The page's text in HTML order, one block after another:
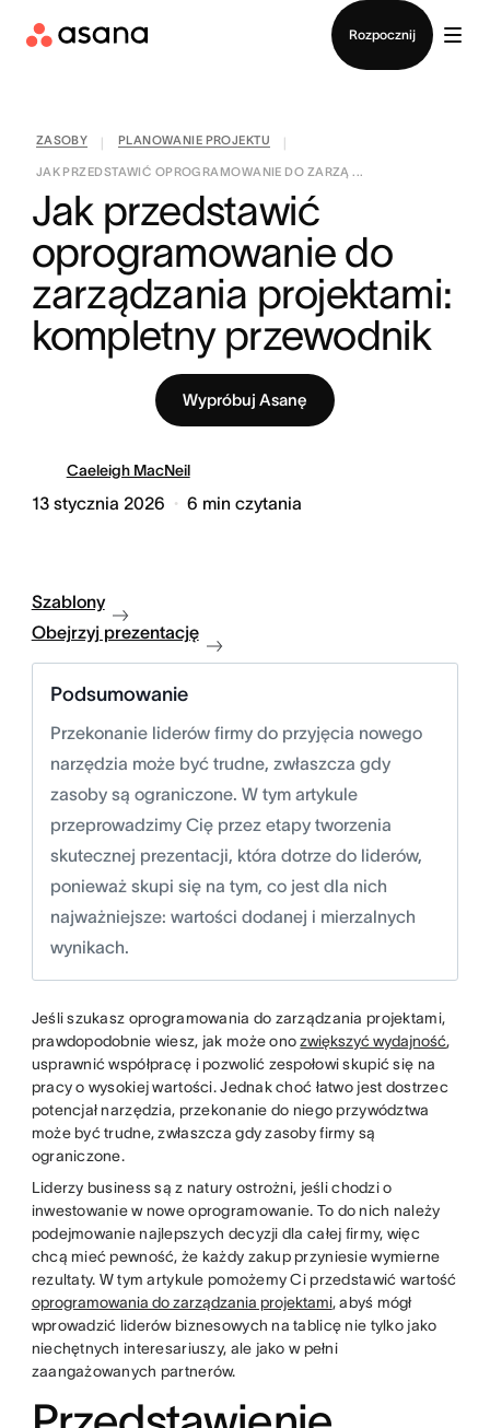
Rozpocznij
ZASOBY PLANOWANIE PROJEKTU
JAK PRZEDSTAWIĆ OPROGRAMOWANIE DO ZARZĄ ...
Jak przedstawić
oprogramowanie do
zarządzania projektami:
kompletny przewodnik
Wypróbuj Asanę
Caeleigh MacNeil
13 stycznia 2026 6 min czytania
Szablony
Obejrzyj prezentację
Podsumowanie
Przekonanie liderów firmy do przyjęcia nowego
narzędzia może być trudne, zwłaszcza gdy
zasoby są ograniczone. W tym artykule
przeprowadzimy Cię przez etapy tworzenia
skutecznej prezentacji, która dotrze do liderów,
ponieważ skupi się na tym, co jest dla nich
najważniejsze: wartości dodanej i mierzalnych
wynikach.
Jeśli szukasz oprogramowania do zarządzania projektami,
prawdopodobnie wiesz, jak może onozwiększyć wydajność,
usprawnić współpracę i pozwolić zespołowi skupić się na
pracy o wysokiej wartości. Jednak choć łatwo jest dostrzec
potencjał narzędzia, przekonanie do niego przywództwa
może być trudne, zwłaszcza gdy zasoby firmy są
ograniczone.
Liderzy business są z natury ostrożni, jeśli chodzi o
inwestowanie w nowe oprogramowanie. To do nich należy
podejmowanie najlepszych decyzji dla całej firmy, więc
chcą mieć pewność, że każdy zakup przyniesie wymierne
rezultaty. W tym artykule pomożemy Ci przedstawić wartość
oprogramowania do zarządzania projektami, abyś mógł
wprowadzić liderów biznesowych na tablicę nie tylko jako
niechętnych interesariuszy, ale jako w pełni
zaangażowanych partnerów.